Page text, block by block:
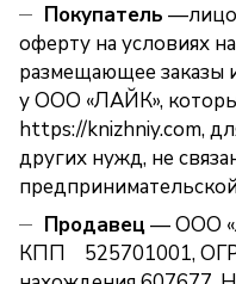
Покупатель
оферту на условиях
размещающее заказы
у ООО «ЛАЙК»,
https://knizhniy.com,
других нужд, не
Продавец— ООО
КПП 525701001,